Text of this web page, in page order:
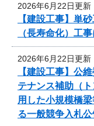
2026年6月22日更新
【建設工事】単
（長寿命化）工
2026年6月22日更新
【建設工事】公
テナンス補助（
用した小規模橋
る一般競争入札公